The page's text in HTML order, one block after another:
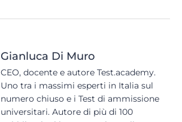
Gianluca Di Muro
CEO, docente e autore Test.academy.
Uno tra i massimi esperti in Italia sul
numero chiuso e i Test di ammissione
universitari. Autore di più di 100